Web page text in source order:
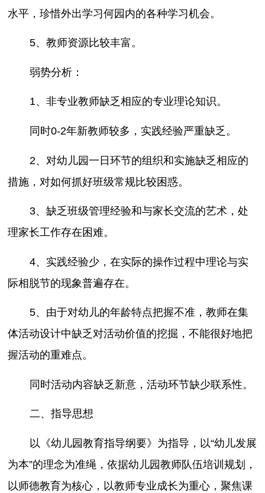
水平，珍惜外出学习何园内的各种学习机会。
5、教师资源比较丰富。
弱势分析：
1、非专业教师缺乏相应的专业理论知识。
同时0-2年新教师较多，实践经验严重缺乏。
2、对幼儿园一日环节的组织和实施缺乏相应的
措施，对如何抓好班级常规比较困惑。
3、缺乏班级管理经验和与家长交流的艺术，处
理家长工作存在困难。
4、实践经验少，在实际的操作过程中理论与实
际相脱节的现象普遍存在。
5、由于对幼儿的年龄特点把握不准，教师在集
体活动设计中缺乏对活动价值的挖掘，不能很好地把
握活动的重难点。
同时活动内容缺乏新意，活动环节缺少联系性。
二、指导思想
以《幼儿园教育指导纲要》为指导，以“幼儿发展
为本”的理念为准绳，依据幼儿园教师队伍培训规划，
以师德教育为核心，以教师专业成长为重心，聚焦课